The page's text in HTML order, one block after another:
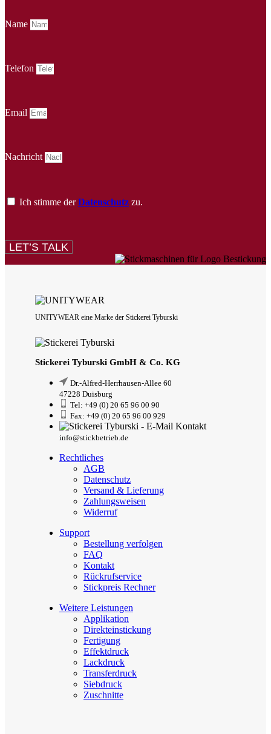
Name
Telefon
Email
Nachricht
Ich stimme derDatenschutz zu.
LET’S TALK
UNITYWEAR eine Marke der Stickerei Tyburski
Stickerei Tyburski GmbH & Co. KG
Dr.-Alfred-Herrhausen-Allee 60
47228 Duisburg
Tel: +49 (0) 20 65 96 00 90
Fax: +49 (0) 20 65 96 00 929
info@stickbetrieb.de
Rechtliches
AGB
Datenschutz
Versand & Lieferung
Zahlungsweisen
Widerruf
Support
Bestellung verfolgen
FAQ
Kontakt
Rückrufservice
Stickpreis Rechner
Weitere Leistungen
Applikation
Direkteinstickung
Fertigung
Effektdruck
Lackdruck
Transferdruck
Siebdruck
Zuschnitte